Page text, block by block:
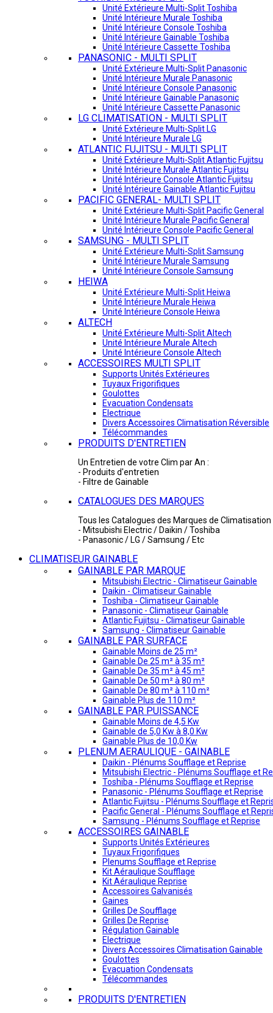
Unité Extérieure Multi-Split Toshiba
Unité Intérieure Murale Toshiba
Unité Intérieure Console Toshiba
Unité Intérieure Gainable Toshiba
Unité Intérieure Cassette Toshiba
PANASONIC - MULTI SPLIT
Unité Extérieure Multi-Split Panasonic
Unité Intérieure Murale Panasonic
Unité Intérieure Console Panasonic
Unité Intérieure Gainable Panasonic
Unité Intérieure Cassette Panasonic
LG CLIMATISATION - MULTI SPLIT
Unité Extérieure Multi-Split LG
Unité Intérieure Murale LG
ATLANTIC FUJITSU - MULTI SPLIT
Unité Extérieure Multi-Split Atlantic Fujitsu
Unité Intérieure Murale Atlantic Fujitsu
Unité Intérieure Console Atlantic Fujitsu
Unité Intérieure Gainable Atlantic Fujitsu
PACIFIC GENERAL- MULTI SPLIT
Unité Extérieure Multi-Split Pacific General
Unité Intérieure Murale Pacific General
Unité Intérieure Console Pacific General
SAMSUNG - MULTI SPLIT
Unité Extérieure Multi-Split Samsung
Unité Intérieure Murale Samsung
Unité Intérieure Console Samsung
HEIWA
Unité Extérieure Multi-Split Heiwa
Unité Intérieure Murale Heiwa
Unité Intérieure Console Heiwa
ALTECH
Unité Extérieure Multi-Split Altech
Unité Intérieure Murale Altech
Unité Intérieure Console Altech
ACCESSOIRES MULTI SPLIT
Supports Unités Extérieures
Tuyaux Frigorifiques
Goulottes
Evacuation Condensats
Electrique
Divers Accessoires Climatisation Réversible
Télécommandes
PRODUITS D'ENTRETIEN
Un Entretien de votre Clim par An :
- Produits d'entretien
- Filtre de Gainable
CATALOGUES DES MARQUES
Tous les Catalogues des Marques de Climatisation
- Mitsubishi Electric / Daikin / Toshiba
- Panasonic / LG / Samsung / Etc
CLIMATISEUR GAINABLE
GAINABLE PAR MARQUE
Mitsubishi Electric - Climatiseur Gainable
Daikin - Climatiseur Gainable
Toshiba - Climatiseur Gainable
Panasonic - Climatiseur Gainable
Atlantic Fujitsu - Climatiseur Gainable
Samsung - Climatiseur Gainable
GAINABLE PAR SURFACE
Gainable Moins de 25 m²
Gainable De 25 m² à 35 m²
Gainable De 35 m² à 45 m²
Gainable De 50 m² à 80 m²
Gainable De 80 m² à 110 m²
Gainable Plus de 110 m²
GAINABLE PAR PUISSANCE
Gainable Moins de 4,5 Kw
Gainable de 5,0 Kw à 8,0 Kw
Gainable Plus de 10,0 Kw
PLENUM AERAULIQUE - GAINABLE
Daikin - Plénums Soufflage et Reprise
Mitsubishi Electric - Plénums Soufflage et
Toshiba - Plénums Soufflage et Reprise
Panasonic - Plénums Soufflage et Reprise
Atlantic Fujitsu - Plénums Soufflage et
Pacific General - Plénums Soufflage et
Samsung - Plénums Soufflage et Reprise
ACCESSOIRES GAINABLE
Supports Unités Extérieures
Tuyaux Frigorifiques
Plenums Soufflage et Reprise
Kit Aéraulique Soufflage
Kit Aéraulique Reprise
Accessoires Galvanisés
Gaines
Grilles De Soufflage
Grilles De Reprise
Régulation Gainable
Electrique
Divers Accessoires Climatisation Gainable
Goulottes
Evacuation Condensats
Télécommandes
PRODUITS D'ENTRETIEN